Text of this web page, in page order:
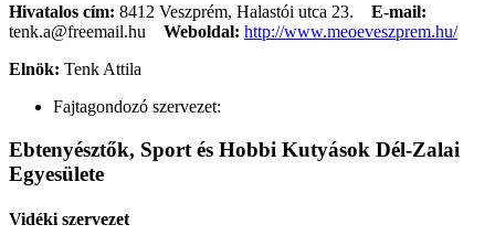
Hivatalos cím: 8412 Veszprém, Halastói utca 23. E-mail:
tenk.a@freemail.hu
Weboldal: http://www.meoeveszprem.hu/
Elnök: Tenk Attila
Fajtagondozó szervezet:
Ebtenyésztők, Sport és Hobbi Kutyások Dél-Zalai
Egyesülete
Vidéki szervezet